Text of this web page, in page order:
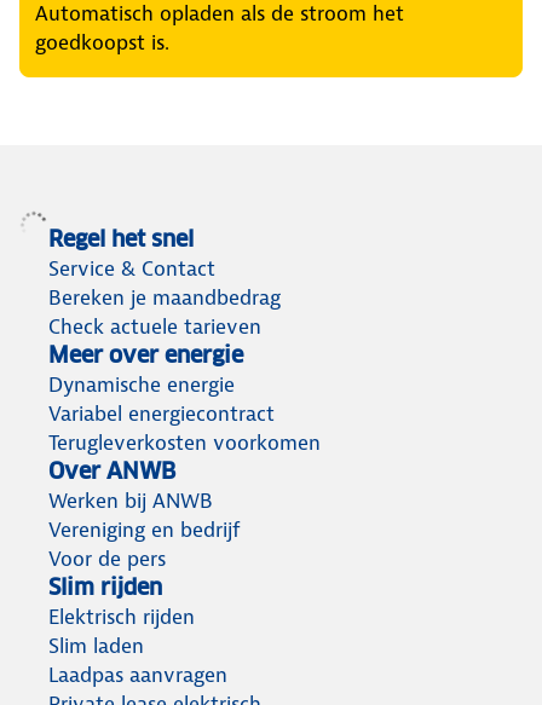
Automatisch opladen als de stroom het
goedkoopst is.
Regel het snel
Service & Contact
Bereken je maandbedrag
Check actuele tarieven
Meer over energie
Dynamische energie
Variabel energiecontract
Terugleverkosten voorkomen
Over ANWB
Werken bij ANWB
Vereniging en bedrijf
Voor de pers
Slim rijden
Elektrisch rijden
Slim laden
Laadpas aanvragen